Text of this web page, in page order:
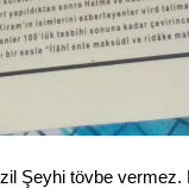
Şeyhi tövbe vermez.